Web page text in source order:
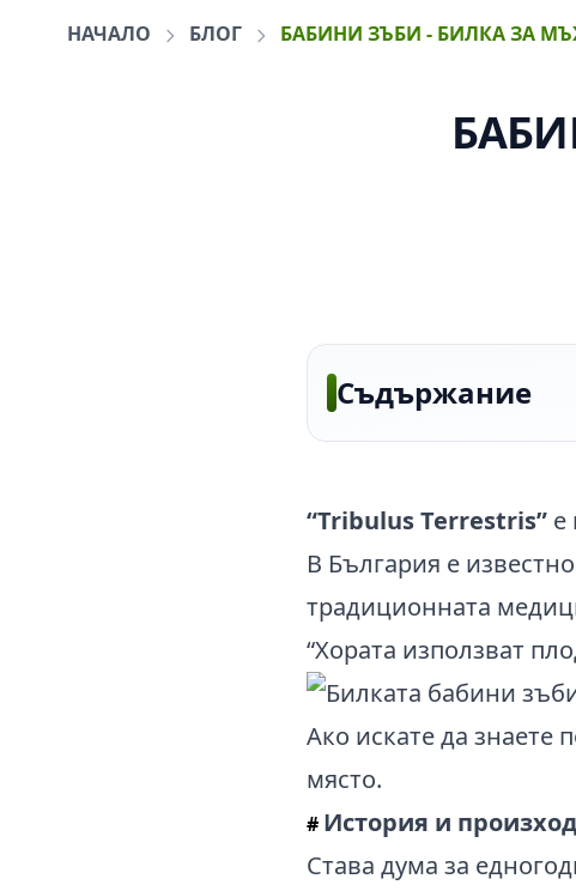
НАЧАЛО БЛОГ БАБИНИ ЗЪБИ - БИЛКА ЗА
Съдържание
“Tribulus Terrestris” е
В България е
традиционната
“Хората използват
Aко искате да знаете
място.
# История и произход
Става дума за